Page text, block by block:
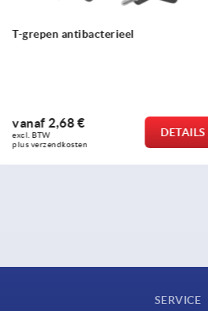
T-grepen thermoplast
vanaf1,18 €
excl. BTW
plus verzendkosten
DETAILS
SERVICE